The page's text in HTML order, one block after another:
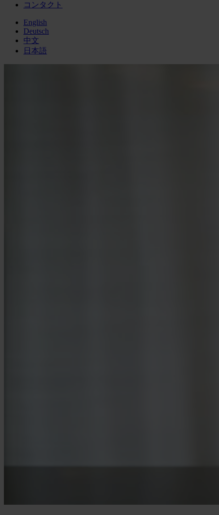
コンタクト
English
Deutsch
中文
日本語